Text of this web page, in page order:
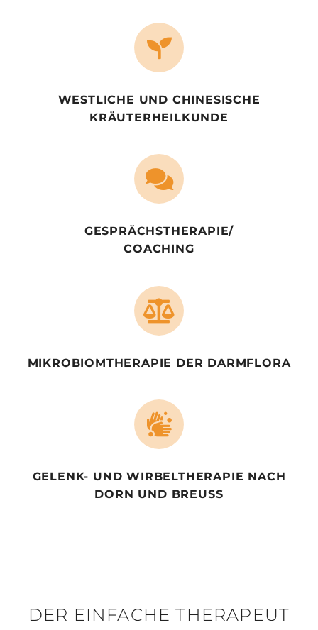
WESTLICHE UND CHINESISCHE
KRÄUTERHEILKUNDE
GESPRÄCHSTHERAPIE/
COACHING
MIKROBIOMTHERAPIE DER DARMFLORA
GELENK- UND WIRBELTHERAPIE NACH
DORN UND BREUSS
DER EINFACHE THERAPEUT